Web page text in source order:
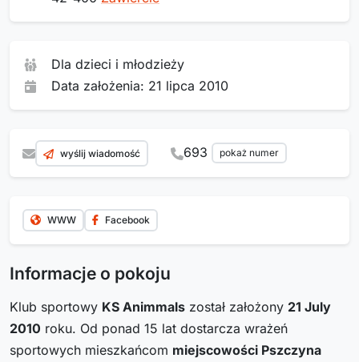
Dla dzieci i młodzieży
Data założenia: 21 lipca 2010
wyślij wiadomość 693 pokaż numer
WWW Facebook
Informacje o pokoju
Klub sportowy KS Animmals został założony 21 July
2010 roku. Od ponad 15 lat dostarcza wrażeń
sportowych mieszkańcom miejscowości Pszczyna